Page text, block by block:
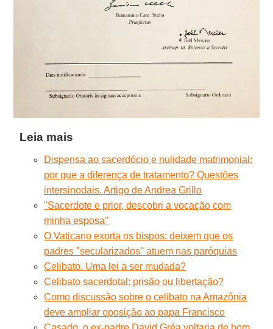
Leia mais
Dispensa ao sacerdócio e nulidade matrimonial:
por que a diferença de tratamento? Questões
intersinodais. Artigo de Andrea Grillo
''Sacerdote e prior, descobri a vocação com
minha esposa''
O Vaticano exorta os bispos: deixem que os
padres "secularizados" atuem nas paróquias
Celibato. Uma lei a ser mudada?
Celibato sacerdotal: prisão ou libertação?
Como discussão sobre o celibato na Amazônia
deve ampliar oposição ao papa Francisco